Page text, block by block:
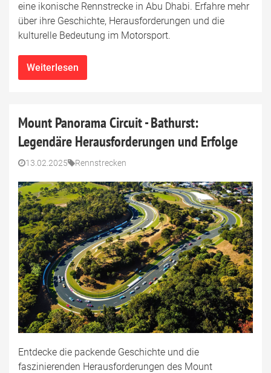
eine ikonische Rennstrecke in Abu Dhabi. Erfahre mehr
über ihre Geschichte, Herausforderungen und die
kulturelle Bedeutung im Motorsport.
Weiterlesen
Mount Panorama Circuit - Bathurst:
Legendäre Herausforderungen und Erfolge
13.02.2025 Rennstrecken
Entdecke die packende Geschichte und die
faszinierenden Herausforderungen des Mount